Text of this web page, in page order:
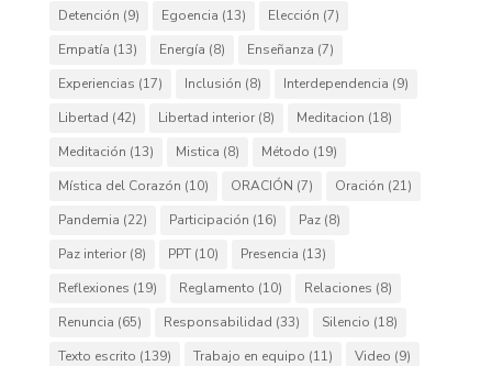
Detención (9) Egoencia (13) Elección (7)
Empatía (13) Energía (8) Enseñanza (7)
Experiencias (17) Inclusión (8) Interdependencia (9)
Libertad (42) Libertad interior(8) Meditacion (18)
Meditación (13) Mistica (8) Método (19)
Mística del Corazón (10) ORACIÓN (7) Oración (21)
Pandemia (22) Participación (16) Paz(8)
Paz interior(8) PPT(10) Presencia (13)
Reflexiones (19) Reglamento (10) Relaciones (8)
Renuncia (65) Responsabilidad (33) Silencio (18)
Texto escrito (139) Trabajo en equipo (11) Video (9)